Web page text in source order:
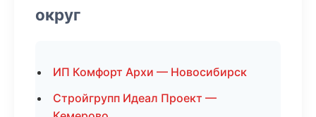
округ
ИП Комфорт Архи — Новосибирск
Стройгрупп Идеал Проект —